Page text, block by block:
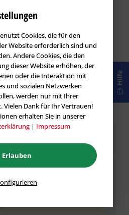
0|0%
0|0%
0|0%
0|0%
ab.
Hilfe
Cookies, die für den
Website erforderlich sind und
Andere Cookies, die den
dieser Website erhöhen, der
oder die Interaktion mit
und sozialen Netzwerken
werden nur mit Ihrer
Vielen Dank für Ihr Vertrauen!
erhalten Sie in unserer
| Impressum
Erlauben